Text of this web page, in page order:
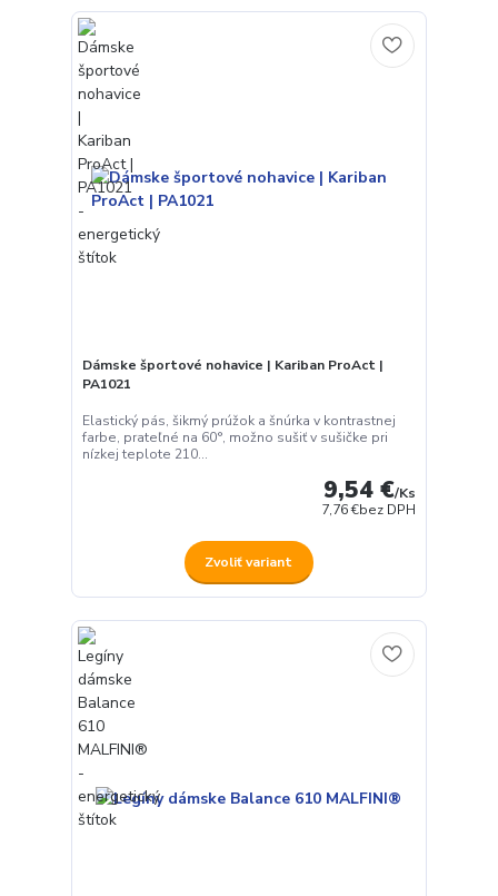
Dámske športové nohavice | Kariban ProAct |
PA1021
Elastický pás, šikmý prúžok a šnúrka v kontrastnej
farbe, prateľné na 60°, možno sušiť v sušičke pri
nízkej teplote 210...
9,54 €/Ks
7,76 €bez DPH
Zvoliť variant